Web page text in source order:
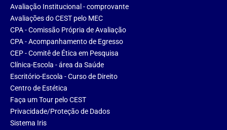
Avaliação Institucional - comprovante
Avaliações do CEST pelo MEC
CPA - Comissão Própria de Avaliação
CPA - Acompanhamento de Egresso
CEP - Comitê de Ética em Pesquisa
Clínica-Escola - área da Saúde
Escritório-Escola - Curso de Direito
Centro de Estética
Faça um Tour pelo CEST
Privacidade/Proteção de Dados
Sistema Iris